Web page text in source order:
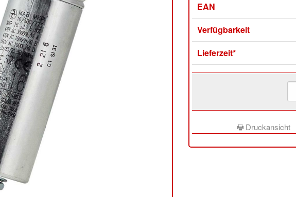
EAN
Verfügbarkeit
Lieferzeit*
Druckansicht